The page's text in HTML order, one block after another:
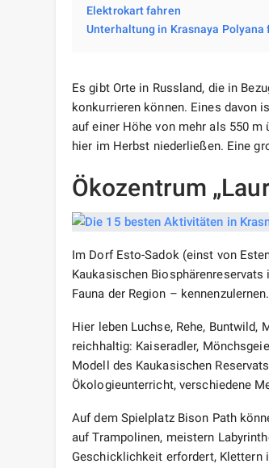
Elektrokart fahren
Unterhaltung in Krasnaya Polyana
Es gibt Orte in Russland, die in
konkurrieren können. Eines davon
auf einer Höhe von mehr als 550 m
hier im Herbst niederließen. Eine
Ökozentrum
Im Dorf Esto-Sadok (einst von
Kaukasischen Biosphärenreservats
Fauna der Region –
Hier leben Luchse, Rehe, Buntwild,
reichhaltig: Kaiseradler,
Modell des Kaukasischen
Ökologieunterricht, verschiedene
Auf dem Spielplatz Bison Path
auf Trampolinen, meistern
Geschicklichkeit erfordert, Klettern